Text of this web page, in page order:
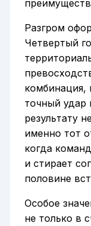
Разгром
Четвертый
комбинация,
точный удар
результату
именно тот
когда
и стирает
половине
Особое
не только в